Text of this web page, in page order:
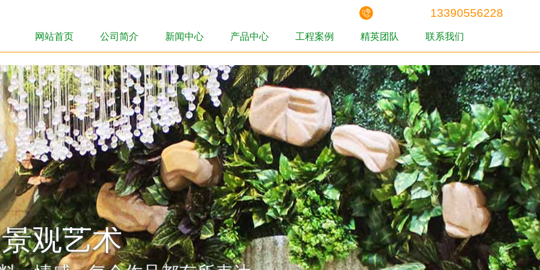
13390556228
网站首页
网站首页
公司简介
公司简介
新闻中心
新闻中心
产品中心
产品中心
工程案例
工程案例
精英团队
精英团队
联系我们
联系我们
观艺术